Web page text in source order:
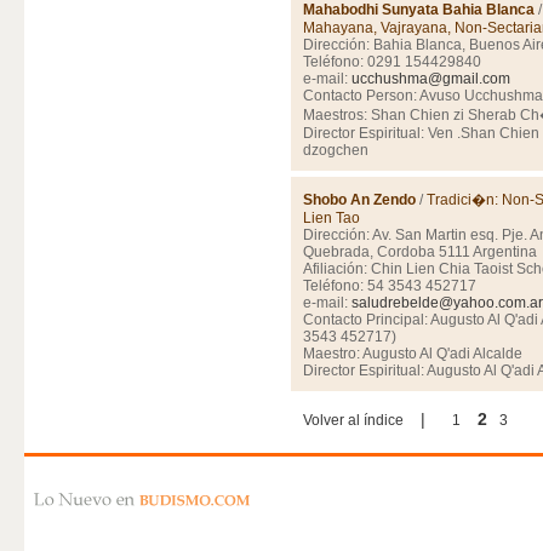
Mahabodhi Sunyata Bahia Blanca
Mahayana, Vajrayana, Non-
Dirección: Bahia Blanca, Buenos
Teléfono: 0291 154429840
e-mail: ucchushma@gmail.com
Contacto Person: Avuso Ucchushma
Maestros: Shan Chien zi Sherab
Director Espiritual: Ven .Shan
dzogchen
Shobo An Zendo /Tradici�n: Non-
Lien Tao
Dirección: Av. San Martin esq. Pje.
Quebrada, Cordoba 5111 Argentina
Afiliación: Chin Lien Chia Taoist
Teléfono: 54 3543 452717
e-mail: saludrebelde@yahoo.com.ar
Contacto Principal: Augusto Al
3543 452717)
Maestro: Augusto Al Q'adi Alcalde
Director Espiritual: Augusto Al Q'adi
Volver al índice | 1 2 3